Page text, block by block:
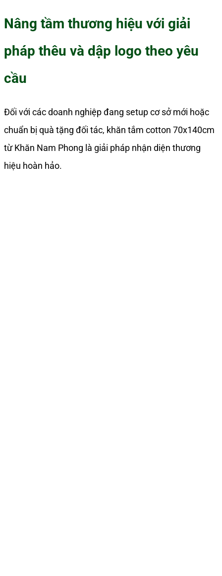
Nâng tầm thương hiệu với giải
pháp thêu và dập logo theo yêu
cầu
Đối với các doanh nghiệp đang setup cơ sở mới hoặc
chuẩn bị quà tặng đối tác, khăn tắm cotton 70x140cm
từ Khăn Nam Phong là giải pháp nhận diện thương
hiệu hoàn hảo.